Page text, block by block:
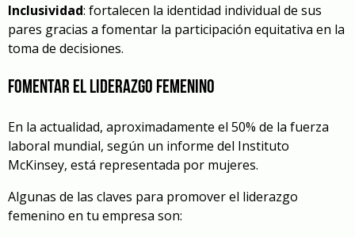
Inclusividad: fortalecen la identidad individual de sus
pares gracias a fomentar la participación equitativa en la
toma de decisiones.
Fomentar el liderazgo femenino
En la actualidad, aproximadamente el 50% de la fuerza
laboral mundial, según un informe del Instituto
McKinsey, está representada por mujeres.
Algunas de las claves para promover el liderazgo
femenino en tu empresa son: